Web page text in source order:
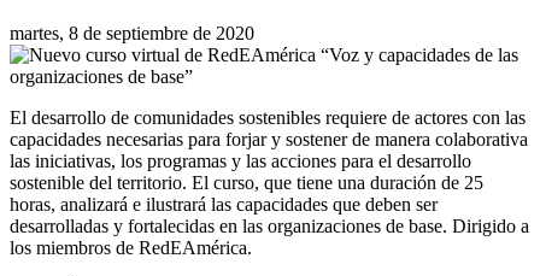
martes, 8 de septiembre de 2020
El desarrollo de comunidades sostenibles requiere de actores con las
capacidades necesarias para forjar y sostener de manera colaborativa
las iniciativas, los programas y las acciones para el desarrollo
sostenible del territorio. El curso, que tiene una duración de 25
horas, analizará e ilustrará las capacidades que deben ser
desarrolladas y fortalecidas en las organizaciones de base. Dirigido a
los miembros de RedEAmérica.